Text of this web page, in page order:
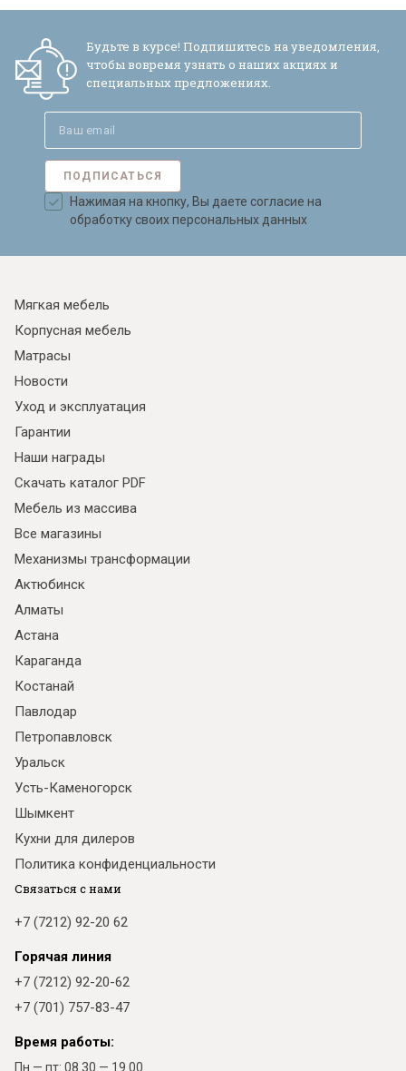
Будьте в курсе! Подпишитесь на уведомления,
чтобы вовремя узнать о наших акциях и
специальных предложениях.
ПОДПИСАТЬСЯ
Нажимая на кнопку, Вы даете согласие на
обработку своих персональных данных
Мягкая мебель
Корпусная мебель
Матрасы
Новости
Уход и эксплуатация
Гарантии
Наши награды
Скачать каталог PDF
Мебель из массива
Все магазины
Механизмы трансформации
Актюбинск
Алматы
Астана
Караганда
Костанай
Павлодар
Петропавловск
Уральск
Усть-Каменогорск
Шымкент
Кухни для дилеров
Политика конфиденциальности
Связаться с нами
+7 (7212) 92-20 62
Горячая линия
+7 (7212) 92-20-62
+7 (701) 757-83-47
Время работы:
Пн — пт: 08.30 — 19.00